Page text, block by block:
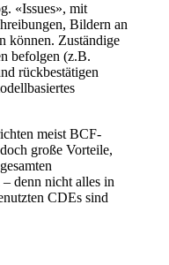
«Issues», mit
Bildern an
können. Zuständige
befolgen (z.B.
rückbestätigen
meist BCF-
große Vorteile,
denn nicht alles in
CDEs sind